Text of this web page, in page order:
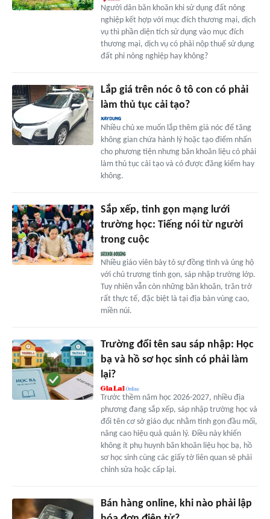
Người dân băn khoăn khi sử dụng đất nông
nghiệp kết hợp với mục đích thương mại, dịch
vụ thì phần diện tích sử dụng vào mục đích
thương mại, dịch vụ có phải nộp thuế sử dụng
đất phi nông nghiệp hay không?
Lắp giá trên nóc ô tô con có phải
làm thủ tục cải tạo?
Nhiều chủ xe muốn lắp thêm giá nóc để tăng
không gian chứa hành lý hoặc tạo điểm nhấn
cho phương tiện nhưng băn khoăn liệu có phải
làm thủ tục cải tạo và có được đăng kiểm hay
không.
Sắp xếp, tinh gọn mạng lưới
trường học: Tiếng nói từ người
trong cuộc
Nhiều giáo viên bày tỏ sự đồng tình và ủng hộ
với chủ trương tinh gọn, sáp nhập trường lớp.
Tuy nhiên vẫn còn những băn khoăn, trăn trở
rất thực tế, đặc biệt là tại địa bàn vùng cao,
miền núi.
Trường đổi tên sau sáp nhập: Học
bạ và hồ sơ học sinh có phải làm
lại?
Trước thềm năm học 2026-2027, nhiều địa
phương đang sắp xếp, sáp nhập trường học và
đổi tên cơ sở giáo dục nhằm tinh gọn đầu mối,
nâng cao hiệu quả quản lý. Điều này khiến
không ít phụ huynh băn khoăn liệu học bạ, hồ
sơ học sinh cùng các giấy tờ liên quan sẽ phải
chỉnh sửa hoặc cấp lại.
Bán hàng online, khi nào phải lập